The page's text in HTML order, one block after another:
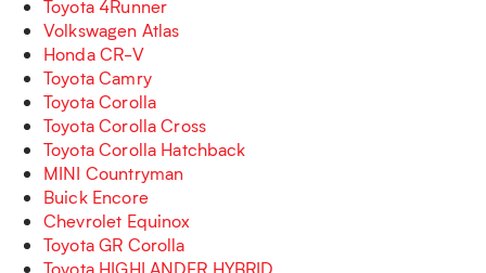
Toyota 4Runner
Volkswagen Atlas
Honda CR-V
Toyota Camry
Toyota Corolla
Toyota Corolla Cross
Toyota Corolla Hatchback
MINI Countryman
Buick Encore
Chevrolet Equinox
Toyota GR Corolla
Toyota HIGHLANDER HYBRID